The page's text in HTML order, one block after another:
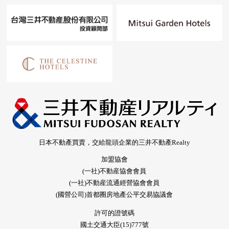
日本不動產買賣，交給龍頭企業的三井不動產Realty
加盟協會
(一社)不動産協會會員
(一社)不動産流通經營協會會員
(國營公司)首都圈房地產公平交易協議會
許可的證號碼
國土交通大臣(15)777號